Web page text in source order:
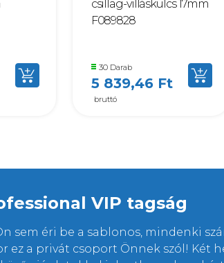
csillag-villáskulcs 17mm
F089828
30 Darab
5 839,46 Ft
bruttó
VIP tagság
sem éri be a sablonos, mindenki
ez a privát csoport Önnek szól! Két